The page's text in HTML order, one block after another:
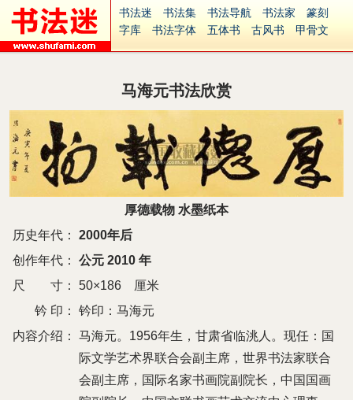
书法迷 书法集 书法导航 书法家
篆刻
字库
书法字体 五体书 古风书
甲骨文
集字
字形 大字 篆刻之家
古籍
中医 象棋 游戏
识字
字体下载
免费字体 中文字体
英文字体
Ai矢量
P图宝 南无阿弥陀佛
意见反馈
安全网站
捐赠 繁體版
马海元书法欣赏
厚德载物 水墨纸本
历史年代：
2000年后
创作年代：
公元 2010 年
尺 寸：
50×186 厘米
钤 印：
钤印：马海元
内容介绍：
马海元。1956年生，甘肃省临洮人。现任：国
际文学艺术界联合会副主席，世界书法家联合
会副主席，国际名家书画院副院长，中国国画